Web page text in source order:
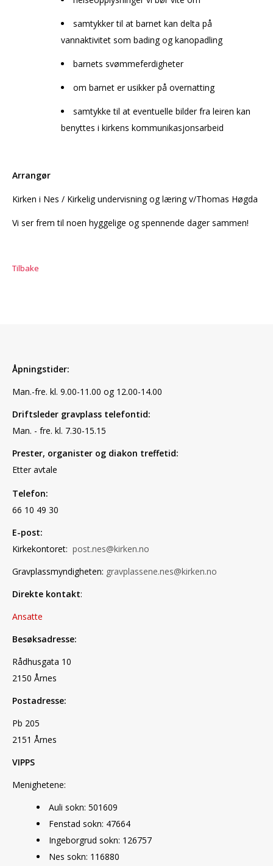
samtykker til at barnet kan delta på
vannaktivitet som bading og kanopadling
barnets svømmeferdigheter
om barnet er usikker på overnatting
samtykke til at eventuelle bilder fra leiren kan
benyttes i kirkens kommunikasjonsarbeid
Arrangør
Kirken i Nes / Kirkelig undervisning og læring v/Thomas Høgda
Vi ser frem til noen hyggelige og spennende dager sammen!
Tilbake
Åpningstider:
Man.-fre. kl. 9.00-11.00 og 12.00-14.00
Driftsleder gravplass telefontid:
Man. - fre. kl. 7.30-15.15
Prester, organister og diakon treffetid:
Etter avtale
Telefon:
66 10 49 30
E-post:
Kirkekontoret: post.nes@kirken.no
Gravplassmyndigheten: gravplassene.nes@kirken.no
Direkte kontakt:
Ansatte
Besøksadresse:
Rådhusgata 10
2150 Årnes
Postadresse:
Pb 205
2151 Årnes
VIPPS
Menighetene:
Auli sokn: 501609
Fenstad sokn: 47664
Ingeborgrud sokn: 126757
Nes sokn: 116880